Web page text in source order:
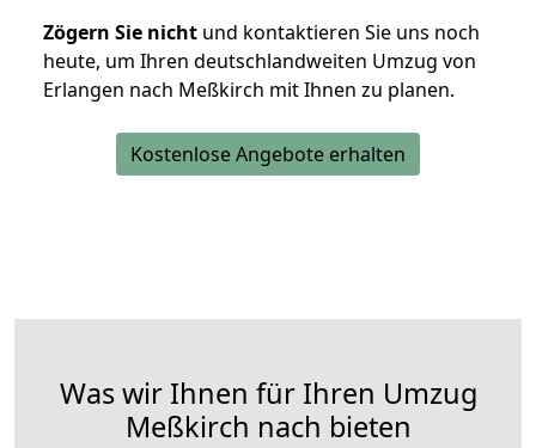
Zögern Sie nicht und kontaktieren Sie uns noch
heute, um Ihren deutschlandweiten Umzug von
Erlangen nach Meßkirch mit Ihnen zu planen.
Kostenlose Angebote erhalten
Was wir Ihnen für Ihren Umzug
Meßkirch nach bieten